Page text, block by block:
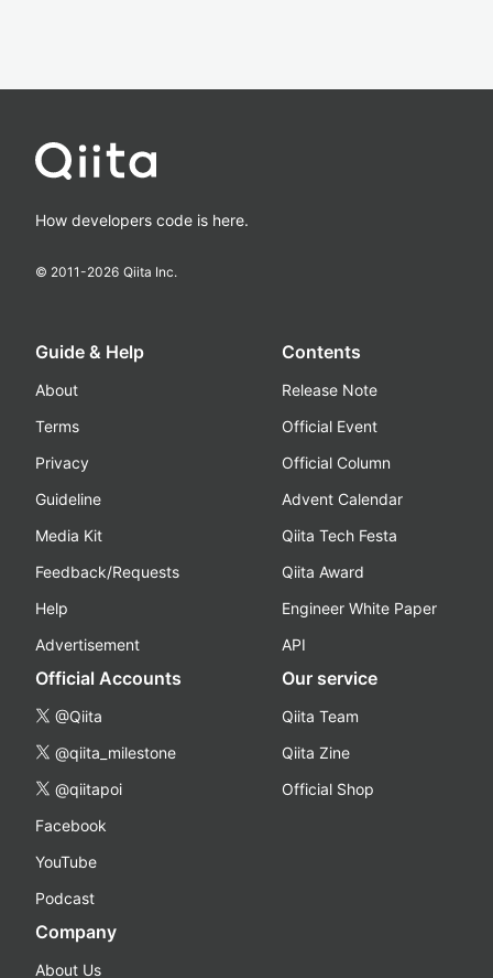
How developers code is here.
© 2011-2026 Qiita Inc.
Guide & Help
About
Terms
Privacy
Guideline
Media Kit
Feedback/Requests
Help
Advertisement
Contents
Release Note
Official Event
Official Column
Advent Calendar
Qiita Tech Festa
Qiita Award
Engineer White Paper
API
Official Accounts
@Qiita
@qiita_milestone
@qiitapoi
Facebook
YouTube
Podcast
Our service
Qiita Team
Qiita Zine
Official Shop
Company
About Us